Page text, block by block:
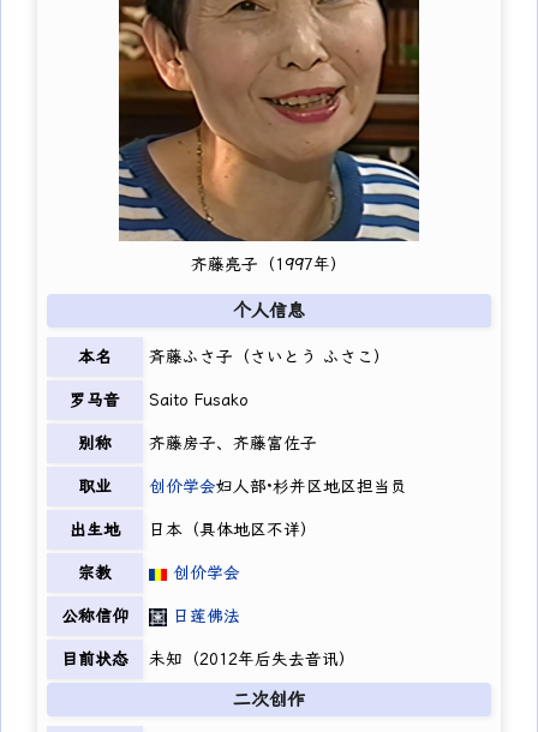
齐藤亮子（1997年）
个人信息
本名 斉藤ふさ子（さいとう ふさこ）
罗马音 Saito Fusako
别称 齐藤房子、齐藤富佐子
职业 创价学会妇人部·杉并区地区担当员
出生地 日本（具体地区不详）
宗教 创价学会
公称信仰 日莲佛法
目前状态 未知（2012年后失去音讯）
二次创作